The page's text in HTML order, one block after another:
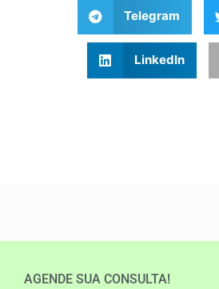
Telegram
LinkedIn
AGENDE SUA CONSULTA!